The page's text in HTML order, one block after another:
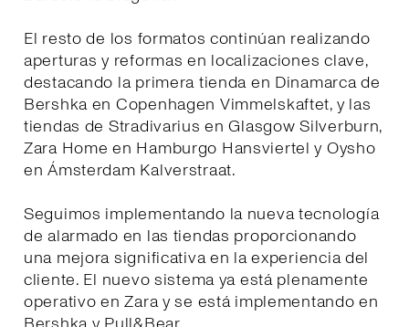
El resto de los formatos continúan realizando
aperturas y reformas en localizaciones clave,
destacando la primera tienda en Dinamarca de
Bershka en Copenhagen Vimmelskaftet, y las
tiendas de Stradivarius en Glasgow Silverburn,
Zara Home en Hamburgo Hansviertel y Oysho
en Ámsterdam Kalverstraat.
Seguimos implementando la nueva tecnología
de alarmado en las tiendas proporcionando
una mejora significativa en la experiencia del
cliente. El nuevo sistema ya está plenamente
operativo en Zara y se está implementando en